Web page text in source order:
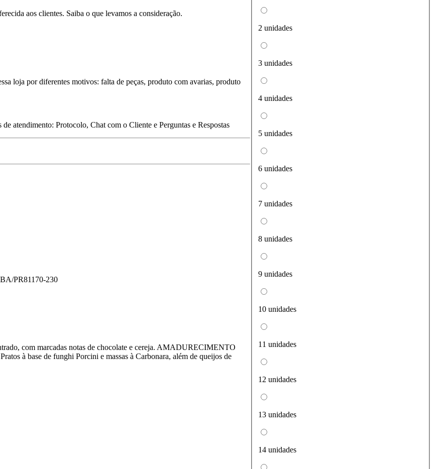
aos clientes. Saiba o que levamos a consideração.
loja por diferentes motivos: falta de peças, produto com avarias, produto
atendimento: Protocolo, Chat com o Cliente e Perguntas e Respostas
PR81170-230
2 unidades
3 unidades
4 unidades
5 unidades
6 unidades
7 unidades
8 unidades
9 unidades
10 unidades
11 unidades
12 unidades
13 unidades
14 unidades
com marcadas notas de chocolate e cereja. AMADURECIMENTO
à base de funghi Porcini e massas à Carbonara, além de queijos de